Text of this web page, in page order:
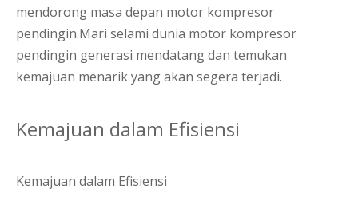
mendorong masa depan motor kompresor
pendingin.Mari selami dunia motor kompresor
pendingin generasi mendatang dan temukan
kemajuan menarik yang akan segera terjadi.
Kemajuan dalam Efisiensi
Kemajuan dalam Efisiensi